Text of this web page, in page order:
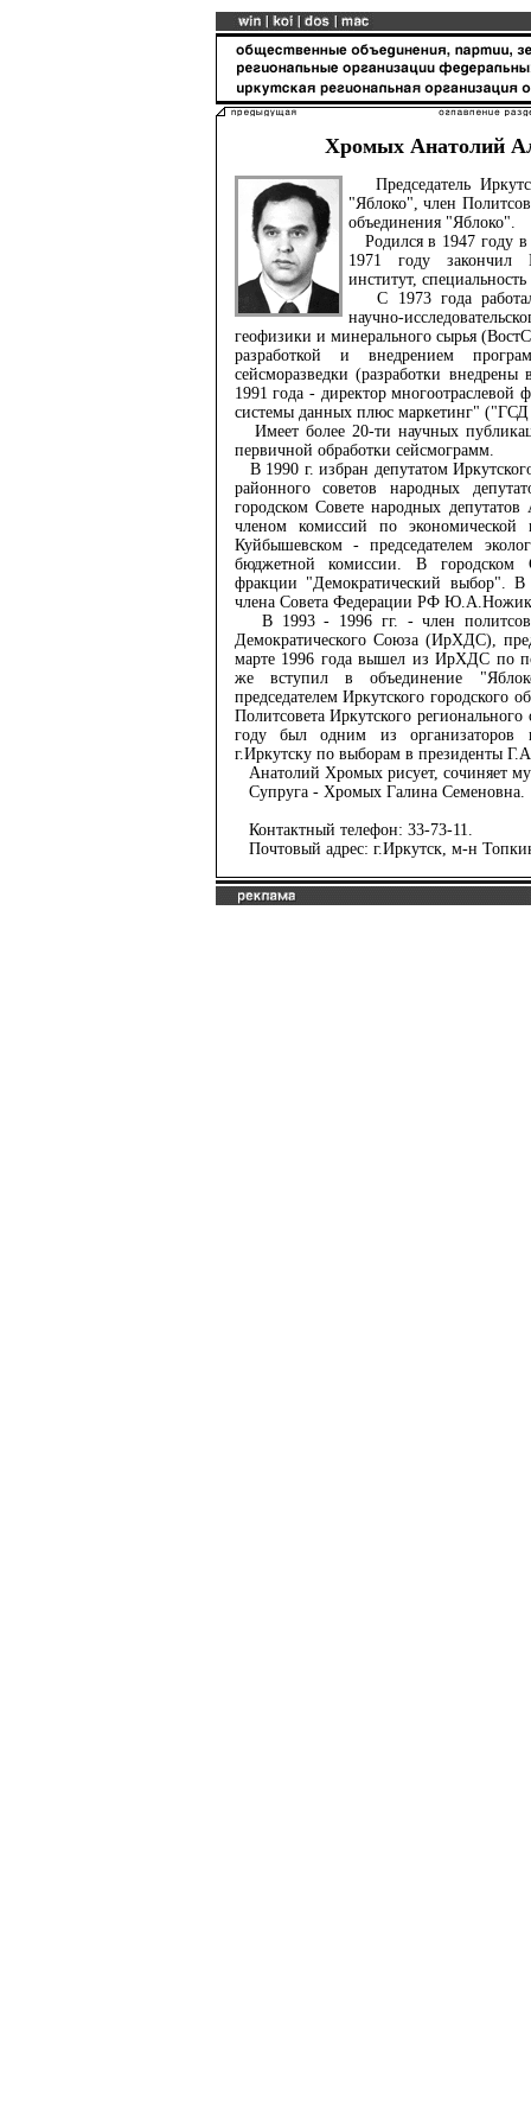
Хромых Анатолий
Председатель
"Яблоко", член
объединения "Яблоко".
Родился в 1947 году
1971 году закончил
институт,
С 1973 года работал
научно-
геофизики и минерального сырья
разработкой и внедрением
сейсморазведки (разработки
1991 года - директор многоотраслевой
системы данных плюс маркетинг"
Имеет более 20-ти научных
первичной обработки сейсмограмм.
В 1990 г. избран депутатом
районного советов народных
городском Совете народных
членом комиссий по экономической
Куйбышевском - председателем
бюджетной комиссии. В городском
фракции "Демократический выбор".
члена Совета Федерации РФ
В 1993 - 1996 гг. - член
Демократического Союза (ИрХДС),
марте 1996 года вышел из ИрХДС по
же вступил в объединение
председателем Иркутского городского
Политсовета Иркутского
году был одним из организаторов
г.Иркутску по выборам в президенты
Анатолий Хромых рисует, сочиняет
Супруга - Хромых Галина Семеновна.
Контактный телефон: 33-73-11.
Почтовый адрес: г.Иркутск, м-н